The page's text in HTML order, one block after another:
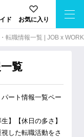
ド お気に入り
転職情報⼀覧 | JOB x WORK
覧
ート情報一覧ペー
】【休日の多さ】
した転職活動をさ